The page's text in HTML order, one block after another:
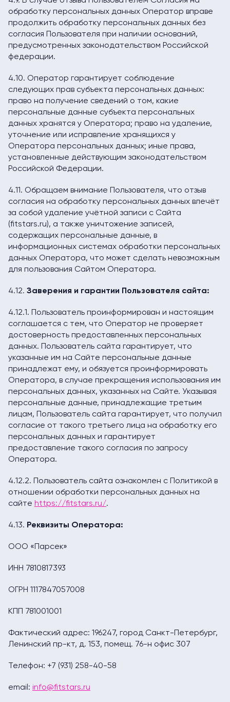
обработку персональных данных Оператор вправе
продолжить обработку персональных данных без
согласия Пользователя при наличии оснований,
предусмотренных законодательством Российской
федерации.
4.10. Оператор гарантирует соблюдение
следующих прав субъекта персональных данных:
право на получение сведений о том, какие
персональные данные субъекта персональных
данных хранятся у Оператора; право на удаление,
уточнение или исправление хранящихся у
Оператора персональных данных; иные права,
установленные действующим законодательством
Российской Федерации.
4.11. Обращаем внимание Пользователя, что отзыв
согласия на обработку персональных данных влечёт
за собой удаление учётной записи с Сайта
(fitstars.ru), а также уничтожение записей,
содержащих персональные данные, в
информационных системах обработки персональных
данных Оператора, что может сделать невозможным
для пользования Сайтом Оператора.
4.12. Заверения и гарантии Пользователя сайта:
4.12.1. Пользователь проинформирован и настоящим
соглашается с тем, что Оператор не проверяет
достоверность предоставленных персональных
данных. Пользователь сайта гарантирует, что
указанные им на Сайте персональные данные
принадлежат ему, и обязуется проинформировать
Оператора, в случае прекращения использования им
персональных данных, указанных на Сайте. Указывая
персональные данные, принадлежащие третьим
лицам, Пользователь сайта гарантирует, что получил
согласие от такого третьего лица на обработку его
персональных данных и гарантирует
предоставление такого согласия по запросу
Оператора.
4.12.2. Пользователь сайта ознакомлен с Политикой в
отношении обработки персональных данных на
сайте https://fitstars.ru/.
4.13. Реквизиты Оператора:
ООО «Парсек»
ИНН 7810817393
ОГРН 1117847057008
КПП 781001001
Фактический адрес: 196247, город Санкт-Петербург,
Ленинский пр-кт, д. 153, помещ. 76-н офис 307
Телефон: +7 (931) 258-40-58
email: info@fitstars.ru